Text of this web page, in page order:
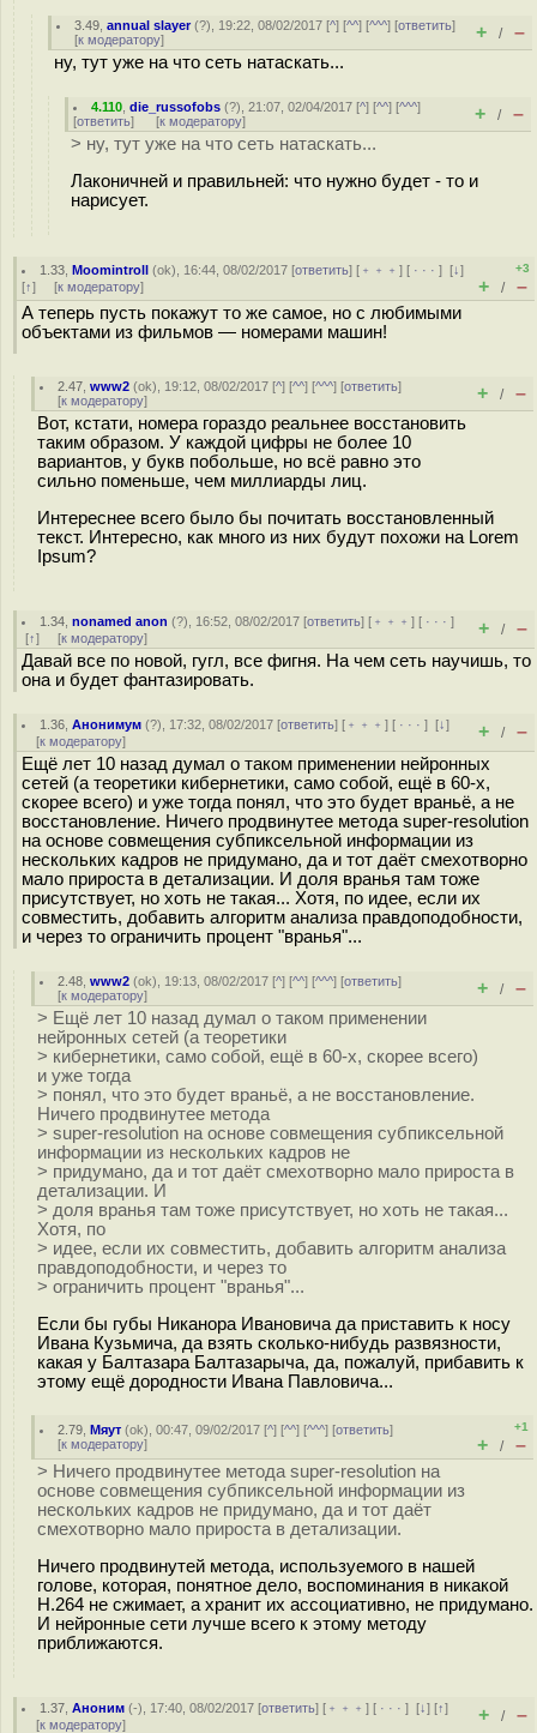
3.49 ,annual slayer(?), 19:22, 08/02/2017 [^] [^^] [^^^] [ответить]
[к модератору] + / –
ну, тут уже на что сеть натаскать...
4.110 ,die_russofobs (?), 21:07, 02/04/2017 [^] [^^] [^^^]
[ответить] [к модератору] + / –
> ну, тут уже на что сеть натаскать...
Лаконичней и правильней: что нужно будет - то и
нарисует.
1.33 ,Moomintroll (ok), 16:44, 08/02/2017 [ответить] [ ﹢﹢﹢] [ · · ·][↓]
[↑] [к модератору]
+3
+ / –
А теперь пусть покажут то же самое, но с любимыми
объектами из фильмов — номерами машин!
2.47 ,www2 (ok), 19:12, 08/02/2017 [^] [^^] [^^^] [ответить]
[к модератору] + / –
Вот, кстати, номера гораздо реальнее восстановить
таким образом. У каждой цифры не более 10
вариантов, у букв побольше, но всё равно это
сильно поменьше, чем миллиарды лиц.
Интереснее всего было бы почитать восстановленный
текст. Интересно, как много из них будут похожи на Lorem
Ipsum?
1.34 ,nonamed anon (?), 16:52, 08/02/2017 [ответить] [ ﹢﹢﹢] [ · · ·]
[↑] [к модератору] + / –
Давай все по новой, гугл, все фигня. На чем сеть научишь, то
она и будет фантазировать.
1.36 ,Анонимум (?), 17:32, 08/02/2017 [ответить] [ ﹢﹢﹢] [ · · ·][↓]
[к модератору] + / –
Ещё лет 10 назад думал о таком применении нейронных
сетей (а теоретики кибернетики, само собой, ещё в 60-х,
скорее всего) и уже тогда понял, что это будет враньё, а не
восстановление. Ничего продвинутее метода super-resolution
на основе совмещения субпиксельной информации из
нескольких кадров не придумано, да и тот даёт смехотворно
мало прироста в детализации. И доля вранья там тоже
присутствует, но хоть не такая... Хотя, по идее, если их
совместить, добавить алгоритм анализа правдоподобности,
и через то ограничить процент "вранья"...
2.48 ,www2 (ok), 19:13, 08/02/2017 [^] [^^] [^^^] [ответить]
[к модератору] + / –
> Ещё лет 10 назад думал о таком применении
нейронных сетей (а теоретики
> кибернетики, само собой, ещё в 60-х, скорее всего)
и уже тогда
> понял, что это будет враньё, а не восстановление.
Ничего продвинутее метода
> super-resolution на основе совмещения субпиксельной
информации из нескольких кадров не
> придумано, да и тот даёт смехотворно мало прироста в
детализации. И
> доля вранья там тоже присутствует, но хоть не такая...
Хотя, по
> идее, если их совместить, добавить алгоритм анализа
правдоподобности, и через то
> ограничить процент "вранья"...
Если бы губы Никанора Ивановича да приставить к носу
Ивана Кузьмича, да взять сколько-нибудь развязности,
какая у Балтазара Балтазарыча, да, пожалуй, прибавить к
этому ещё дородности Ивана Павловича...
2.79 ,Мяут (ok), 00:47, 09/02/2017 [^] [^^] [^^^] [ответить]
[к модератору]
+1
+ / –
> Ничего продвинутее метода super-resolution на
основе совмещения субпиксельной информации из
нескольких кадров не придумано, да и тот даёт
смехотворно мало прироста в детализации.
Ничего продвинутей метода, используемого в нашей
голове, которая, понятное дело, воспоминания в никакой
H.264 не сжимает, а хранит их ассоциативно, не придумано.
И нейронные сети лучше всего к этому методу
приближаются.
1.37 ,Аноним (-), 17:40, 08/02/2017 [ответить] [ ﹢﹢﹢] [ · · ·][↓] [↑]
[к модератору] + / –